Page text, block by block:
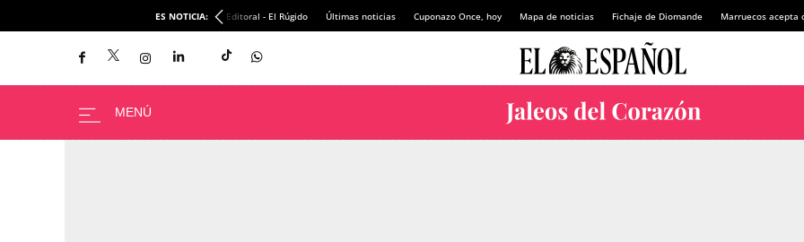
ES NOTICIA: Editoral - El Rúgido Últimas noticias Cuponazo Once, hoy Mapa de noticias Fichaje de Diomande Marruecos acepta